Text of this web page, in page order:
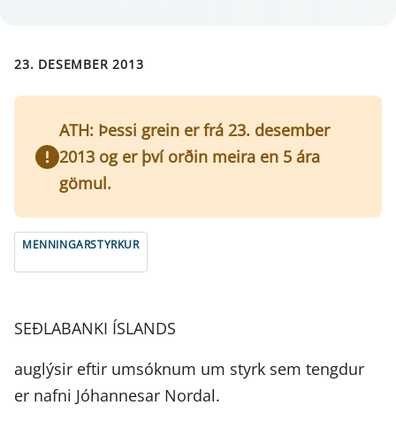
23. DESEMBER 2013
ATH: Þessi grein er frá 23. desember
2013 og er því orðin meira en 5 ára
gömul.
MENNINGARSTYRKUR
SEÐLABANKI ÍSLANDS
auglýsir eftir umsóknum um styrk sem tengdur
er nafni Jóhannesar Nordal.